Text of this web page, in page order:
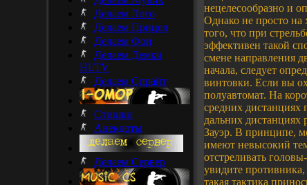
Делаем Лого
Делаем Прицел
Делаем Фон
Делаем Демки
HLTV
Делаем Спрайт
Стишки
Анекдоты
Делаем Сервер
нецелесообразно и
Однако не просто на
того, что при
эффективен такой
смене направления
начала, следует
винтовки. Если вы
полуавтомат. На
средних
дальних
Зауэр. В принципе,
имеют невысокий
отстреливать
увидите
такая тактика